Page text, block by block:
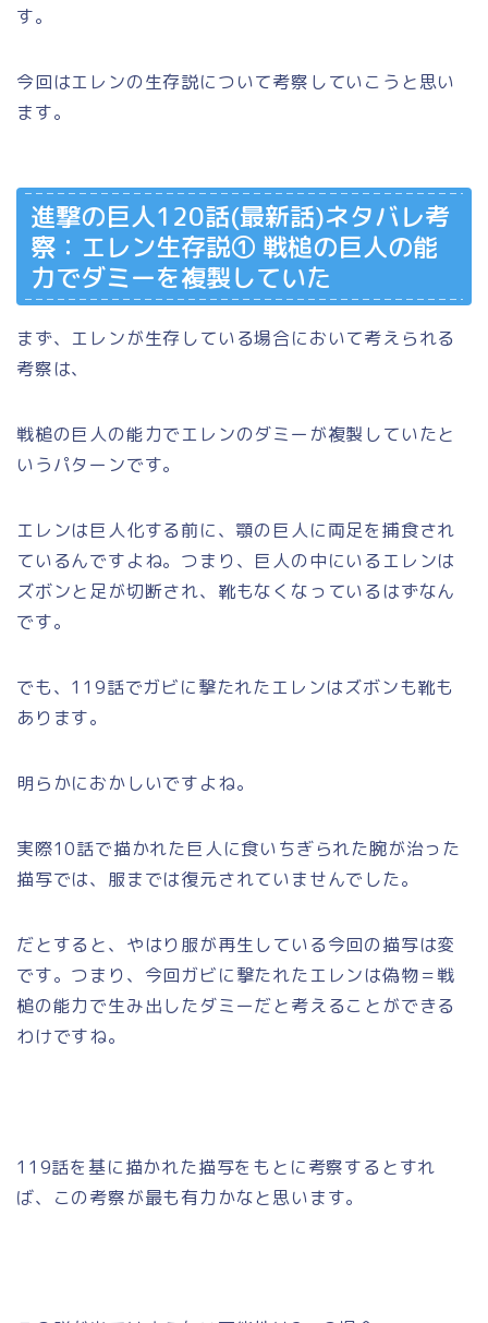
す。
今回はエレンの生存説について考察していこうと思い
ます。
進撃の巨人120話(最新話)ネタバレ考
察：エレン生存説① 戦槌の巨人の能
力でダミーを複製していた
まず、エレンが生存している場合において考えられる
考察は、
戦槌の巨人の能力でエレンのダミーが複製していたと
いうパターンです。
エレンは巨人化する前に、顎の巨人に両足を捕食され
ているんですよね。つまり、巨人の中にいるエレンは
ズボンと足が切断され、靴もなくなっているはずなん
です。
でも、119話でガビに撃たれたエレンはズボンも靴も
あります。
明らかにおかしいですよね。
実際10話で描かれた巨人に食いちぎられた腕が治った
描写では、服までは復元されていませんでした。
だとすると、やはり服が再生している今回の描写は変
です。つまり、今回ガビに撃たれたエレンは偽物＝戦
槌の能力で生み出したダミーだと考えることができる
わけですね。
119話を基に描かれた描写をもとに考察するとすれ
ば、この考察が最も有力かなと思います。